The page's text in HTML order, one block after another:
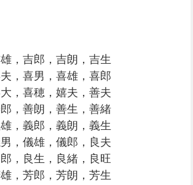
，吉郎，吉朗，吉生
，喜男，喜雄，喜郎
，喜穂，嬉夫，善夫
，善朗，善生，善緒
，義郎，義朗，義生
，儀雄，儀郎，良夫
，良生，良緒，良旺
，芳郎，芳朗，芳生